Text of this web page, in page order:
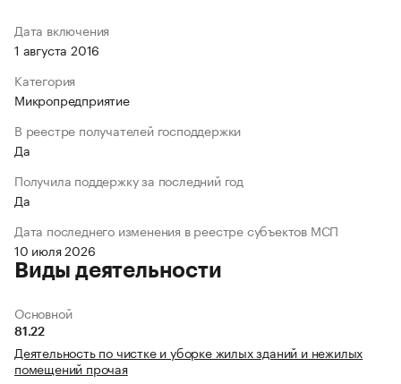
Дата включения
1 августа 2016
Категория
Микропредприятие
В реестре получателей господдержки
Да
Получила поддержку за последний год
Да
Дата последнего изменения в реестре субъектов МСП
10 июля 2026
Виды деятельности
Основной
81.22
Деятельность по чистке и уборке жилых зданий и нежилых
помещений прочая